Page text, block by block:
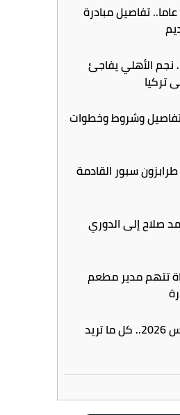
فرص عمل لمن تجاوزوا 40 عاما.. تفاصيل مبادرة
الأهلي يفاجئ
تركيا
مصر 2026.. التفاصيل وشروط وخطوات
سبور القادمة
صلاح إلى الدوري
تتهم مدير مطعم
موعد قبض مرتبات أغسطس 2026.. كل ما تريد